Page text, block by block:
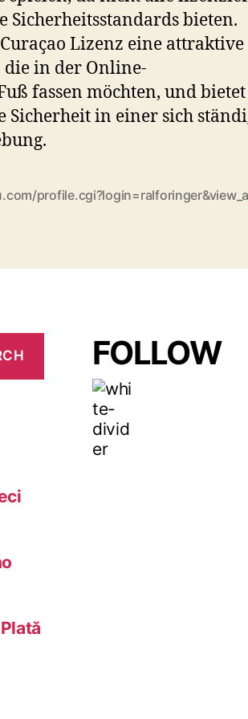
Sicherheitsstandards bieten.
Lizenz eine attraktive
in der Online-
fassen möchten, und bietet
Sicherheit in einer sich
FOLLOW